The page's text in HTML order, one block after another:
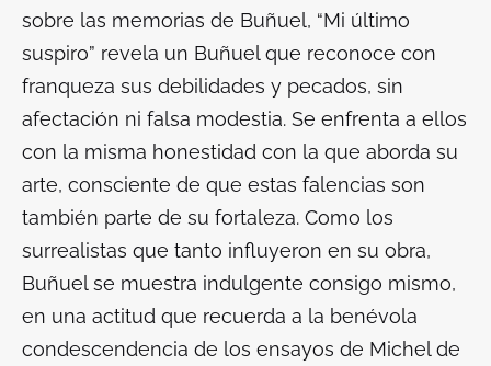
sobre las memorias de Buñuel, “Mi último
suspiro” revela un Buñuel que reconoce con
franqueza sus debilidades y pecados, sin
afectación ni falsa modestia. Se enfrenta a ellos
con la misma honestidad con la que aborda su
arte, consciente de que estas falencias son
también parte de su fortaleza. Como los
surrealistas que tanto influyeron en su obra,
Buñuel se muestra indulgente consigo mismo,
en una actitud que recuerda a la benévola
condescendencia de los ensayos de Michel de